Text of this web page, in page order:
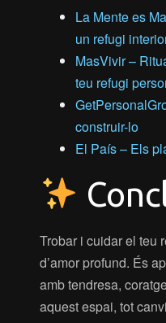
La Mente es
un refugi
MasVivir –
teu refugi
construir-lo
El País – Els
Trobar i cuidar el teu
d’amor profund. És
amb tendresa,
aquest espai, tot